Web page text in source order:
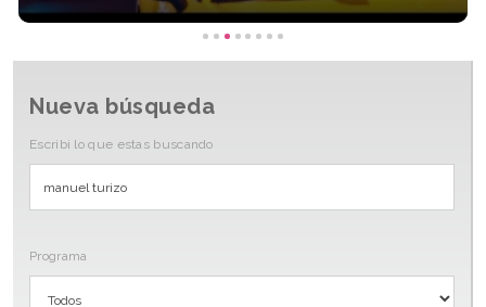
Nueva búsqueda
Escribi lo que estas buscando
Programa